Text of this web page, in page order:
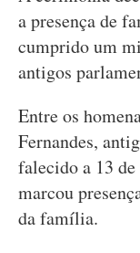
a presença de
cumprido um
antigos
Entre os
Fernandes,
falecido a 13
marcou
da família.